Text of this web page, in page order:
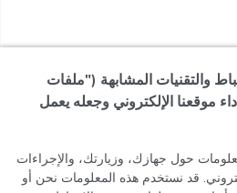
والتقنيات المشابهة ("ملفات
موقعنا الإلكتروني وجعله يعمل
حول جهازك، وزيارتك، والإجراءات
قد نستخدم هذه المعلومات نحن أو